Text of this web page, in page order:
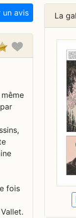
un avis La